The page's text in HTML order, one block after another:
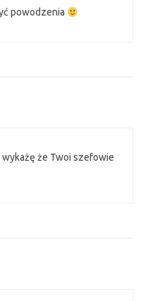
powodzenia
że Twoi szefowie